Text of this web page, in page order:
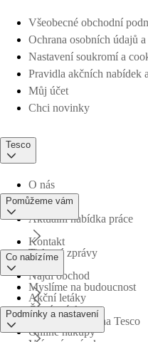
Všeobecné obchodní
Ochrana osobních údajů
Nastavení soukromí a
Pravidla akčních nabídek
Můj účet
Chci novinky
Tesco
O nás
Aktuální nabídka práce
Tiskové zprávy
Myslíme na budoucnost
Obchodní skupina Tesco
Pomůžeme vám
Kontakt
Najdi obchod
Časté otázky
Co nabízíme
Akční letáky
Online nákupy
Podmínky a nastavení